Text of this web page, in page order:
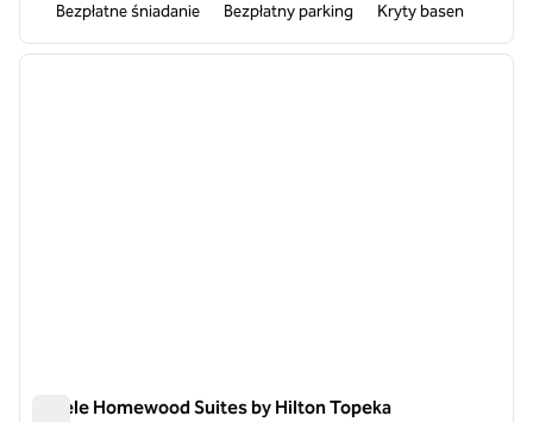
Bezpłatne śniadanie Bezpłatny parking Kryty basen
1 z 12
Hotele Homewood Suites by Hilton Topeka